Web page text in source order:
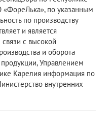
«ФореЛька», по указанным
по производству
и является
с высокой
и оборота
Управлением
Карелия информация по
внутренних